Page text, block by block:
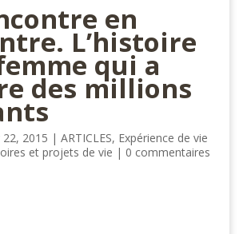
en
L’histoire
qui a
des millions
2015 | ARTICLES, Expérience de vie
et projets de vie | 0 commentaires